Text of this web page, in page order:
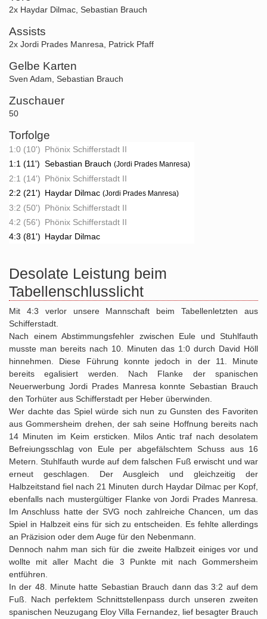
2x Haydar Dilmac Sebastian Brauch
Assists
2x Jordi Prades Manresa Patrick Pfaff
Gelbe Karten
Sven Adam Sebastian Brauch
Zuschauer
50
Torfolge
1:0 (10') Phönix Schifferstadt II
1:1 (11') Sebastian Brauch (Jordi Prades Manresa)
2:1 (14') Phönix Schifferstadt II
2:2 (21') Haydar Dilmac (Jordi Prades Manresa)
3:2 (50') Phönix Schifferstadt II
4:2 (56') Phönix Schifferstadt II
4:3 (81') Haydar Dilmac
Desolate Leistung beim
Tabellenschlusslicht
Mit 4:3 verlor unsere Mannschaft beim Tabellenletzten aus
Schifferstadt.
Nach einem Abstimmungsfehler zwischen Eule und Stuhlfauth
musste man bereits nach 10. Minuten das 1:0 durch David Höll
hinnehmen. Diese Führung konnte jedoch in der 11. Minute
bereits egalisiert werden. Nach Flanke der spanischen
Neuerwerbung Jordi Prades Manresa konnte Sebastian Brauch
den Torhüter aus Schifferstadt per Heber überwinden.
Wer dachte das Spiel würde sich nun zu Gunsten des Favoriten
aus Gommersheim drehen, der sah seine Hoffnung bereits nach
14 Minuten im Keim ersticken. Milos Antic traf nach desolatem
Befreiungsschlag von Eule per abgefälschtem Schuss aus 16
Metern. Stuhlfauth wurde auf dem falschen Fuß erwischt und war
erneut geschlagen. Der Ausgleich und gleichzeitig der
Halbzeitstand fiel nach 21 Minuten durch Haydar Dilmac per Kopf,
ebenfalls nach mustergültiger Flanke von Jordi Prades Manresa.
Im Anschluss hatte der SVG noch zahlreiche Chancen, um das
Spiel in Halbzeit eins für sich zu entscheiden. Es fehlte allerdings
an Präzision oder dem Auge für den Nebenmann.
Dennoch nahm man sich für die zweite Halbzeit einiges vor und
wollte mit aller Macht die 3 Punkte mit nach Gommersheim
entführen.
In der 48. Minute hatte Sebastian Brauch dann das 3:2 auf dem
Fuß. Nach perfektem Schnittstellenpass durch unseren zweiten
spanischen Neuzugang Eloy Villa Fernandez, lief besagter Brauch